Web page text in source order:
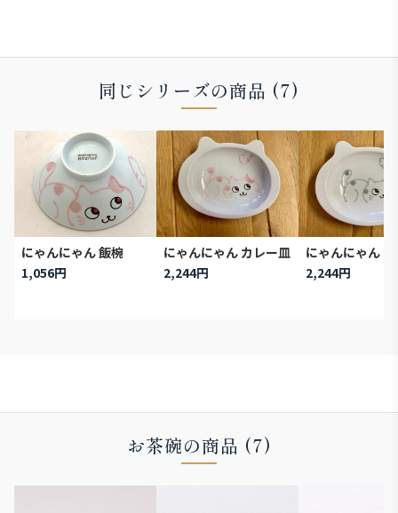
同じシリーズの商品 (7)
にゃんにゃん 飯椀
1,056円
にゃんにゃん カレー皿
2,244円
にゃんにゃん
2,244円
お茶碗の商品 (7)